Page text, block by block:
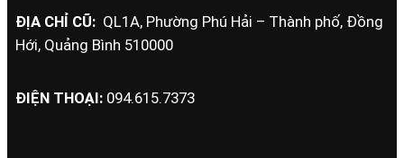
ĐỊA CHỈ CŨ:QL1A, Phường Phú Hải – Thành phố, Đồng
Hới, Quảng Bình 510000
ĐIỆN THOẠI:094.615.7373